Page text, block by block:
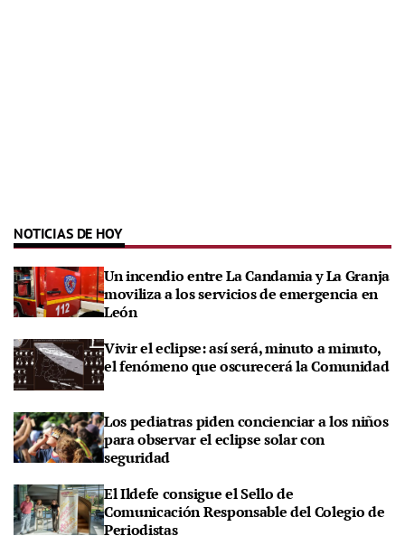
NOTICIAS DE HOY
Un incendio entre La Candamia y La Granja
moviliza a los servicios de emergencia en
León
Vivir el eclipse: así será, minuto a minuto,
el fenómeno que oscurecerá la Comunidad
Los pediatras piden concienciar a los niños
para observar el eclipse solar con
seguridad
El Ildefe consigue el Sello de
Comunicación Responsable del Colegio de
Periodistas